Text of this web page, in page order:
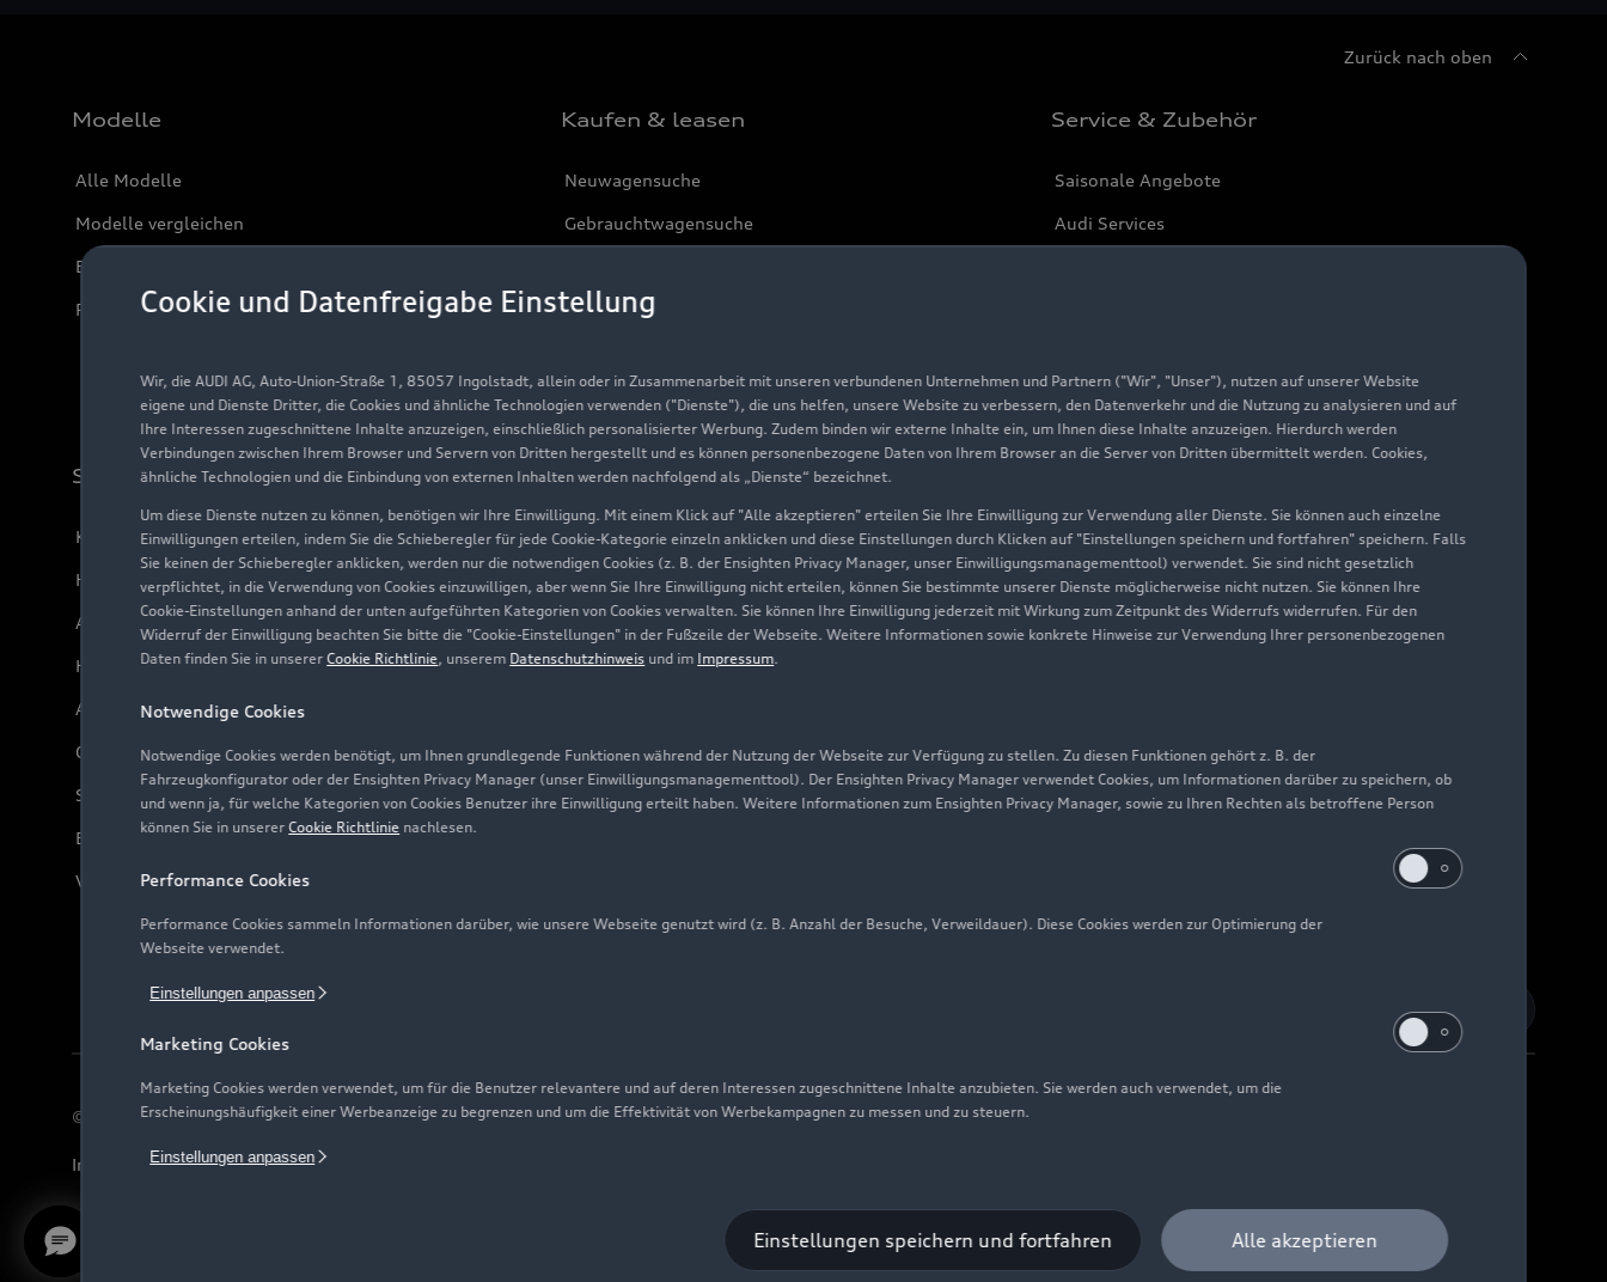
Cookie und Datenfreigabe Einstellung
Wir, die AUDI AG, Auto-Union-Straße 1, 85057 Ingolstadt, allein oder in Zusammenarbeit mit unseren verbundenen Unternehmen und Partnern ("Wir", "Unser"), nutzen auf unserer Website
eigene und Dienste Dritter, die Cookies und ähnliche Technologien verwenden ("Dienste"), die uns helfen, unsere Website zu verbessern, den Datenverkehr und die Nutzung zu analysieren und auf
Ihre Interessen zugeschnittene Inhalte anzuzeigen, einschließlich personalisierter Werbung. Zudem binden wir externe Inhalte ein, um Ihnen diese Inhalte anzuzeigen. Hierdurch werden
Verbindungen zwischen Ihrem Browser und Servern von Dritten hergestellt und es können personenbezogene Daten von Ihrem Browser an die Server von Dritten übermittelt werden. Cookies,
ähnliche Technologien und die Einbindung von externen Inhalten werden nachfolgend als „Dienste“ bezeichnet.
Um diese Dienste nutzen zu können, benötigen wir Ihre Einwilligung. Mit einem Klick auf "Alle akzeptieren" erteilen Sie Ihre Einwilligung zur Verwendung aller Dienste. Sie können auch einzelne
Einwilligungen erteilen, indem Sie die Schieberegler für jede Cookie-Kategorie einzeln anklicken und diese Einstellungen durch Klicken auf "Einstellungen speichern und fortfahren" speichern. Falls
Sie keinen der Schieberegler anklicken, werden nur die notwendigen Cookies (z. B. der Ensighten Privacy Manager, unser Einwilligungsmanagementtool) verwendet. Sie sind nicht gesetzlich
verpflichtet, in die Verwendung von Cookies einzuwilligen, aber wenn Sie Ihre Einwilligung nicht erteilen, können Sie bestimmte unserer Dienste möglicherweise nicht nutzen. Sie können Ihre
Cookie-Einstellungen anhand der unten aufgeführten Kategorien von Cookies verwalten. Sie können Ihre Einwilligung jederzeit mit Wirkung zum Zeitpunkt des Widerrufs widerrufen. Für den
Widerruf der Einwilligung beachten Sie bitte die "Cookie-Einstellungen" in der Fußzeile der Webseite. Weitere Informationen sowie konkrete Hinweise zur Verwendung Ihrer personenbezogenen
Daten finden Sie in unsererCookie Richtlinie, unserem Datenschutzhinweis und im Impressum.
Notwendige Cookies
Notwendige Cookies werden benötigt, um Ihnen grundlegende Funktionen während der Nutzung der Webseite zur Verfügung zu stellen. Zu diesen Funktionen gehört z. B. der
Fahrzeugkonfigurator oder der Ensighten Privacy Manager (unser Einwilligungsmanagementtool). Der Ensighten Privacy Manager verwendet Cookies, um Informationen darüber zu speichern, ob
und wenn ja, für welche Kategorien von Cookies Benutzer ihre Einwilligung erteilt haben. Weitere Informationen zum Ensighten Privacy Manager, sowie zu Ihren Rechten als betroffene Person
können Sie in unsererCookie Richtlinie nachlesen.
Performance Cookies
Performance Cookies sammeln Informationen darüber, wie unsere Webseite genutzt wird (z. B. Anzahl der Besuche, Verweildauer). Diese Cookies werden zur Optimierung der
Webseite verwendet.
Einstellungen anpassen
Marketing Cookies
Marketing Cookies werden verwendet, um für die Benutzer relevantere und auf deren Interessen zugeschnittene Inhalte anzubieten. Sie werden auch verwendet, um die
Erscheinungshäufigkeit einer Werbeanzeige zu begrenzen und um die Effektivität von Werbekampagnen zu messen und zu steuern.
Einstellungen anpassen
Alle akzeptieren
Einstellungen speichern und fortfahren
Zurück nach oben
Modelle
Alle Modelle
Modelle vergleichen
Elektromodelle
Plug-in-Hybride
Kaufen & leasen
Neuwagensuche
Gebrauchtwagensuche
Finanzierung
Geschäftskunden
Service & Zubehör
Saisonale Angebote
Audi Services
Support
Kundenservice
Händlersuche
Audi Code
Häufige Fragen (FAQ)
Audi Online Beratung
Online-Terminvereinbarung
Servicekontakt
Bordbuch & Bedienungsanleitungen
Verträge kündigen
Über Audi
Unternehmen
Karriere
Investor Relations
Presse & Media Center
Audi erleben
Newsletter
© 2026 AUDI AG. Alle Rechte vorbehalten
Impressum Rechtliches Hinweisgebersystem